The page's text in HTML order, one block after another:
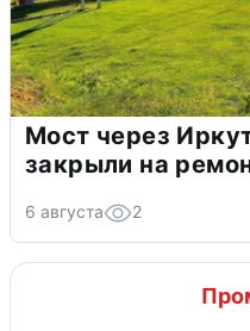
Мост через
закрыли на
6 августа 2